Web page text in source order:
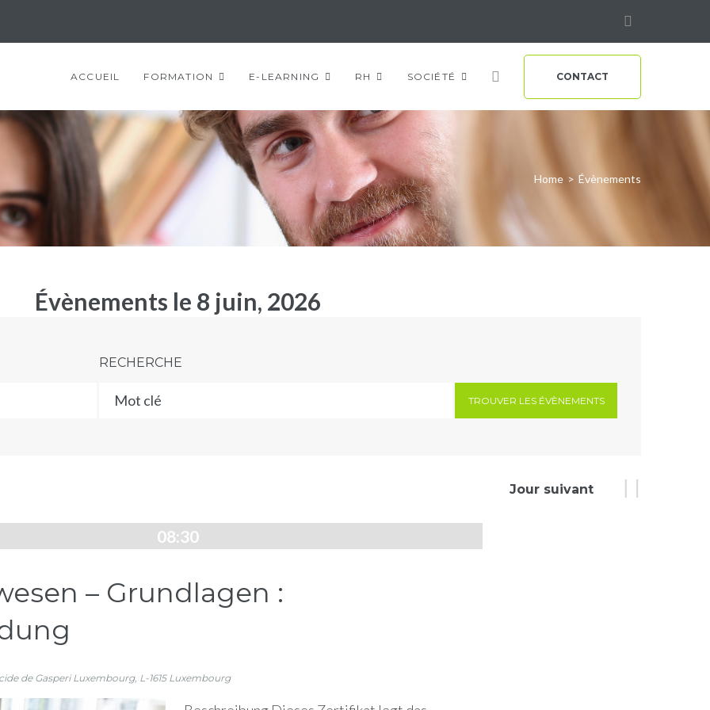
Linkedin
ACCUEIL FORMATION E-LEARNING RH SOCIÉTÉ CONTACT
Home > Évènements
Évènements le 8 juin, 2026
RECHERCHE
Jour suivant
08:30
– Grundlagen :
de Gasperi Luxembourg, L-1615 Luxembourg